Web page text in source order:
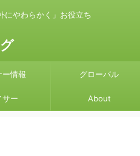
にやわらかく」お役立ち
ー情報 グローバル
サー About